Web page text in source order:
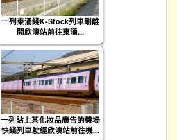
一列東涌綫K-Stock列車剛離
開欣澳站前往東涌...
一列貼上某化妝品廣告的機場
快綫列車駛經欣澳站前往機...